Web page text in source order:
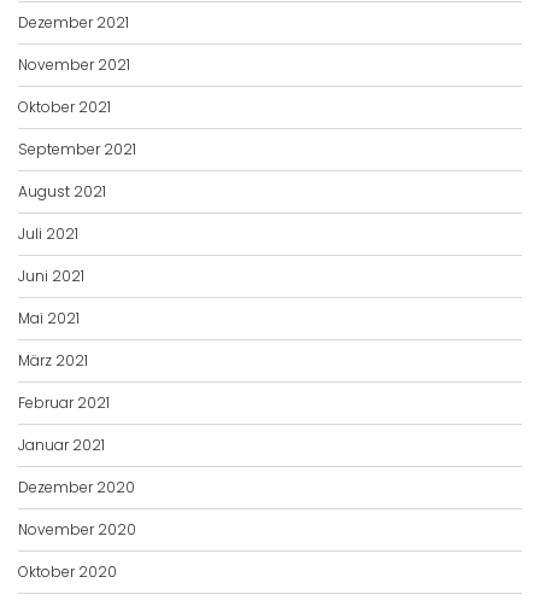
Dezember 2021
November 2021
Oktober 2021
September 2021
August 2021
Juli 2021
Juni 2021
Mai 2021
März 2021
Februar 2021
Januar 2021
Dezember 2020
November 2020
Oktober 2020